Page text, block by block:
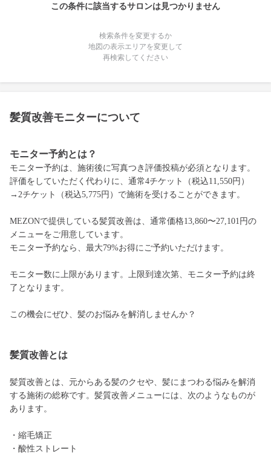
この条件に該当するサロンは見つかりません
検索条件を変更するか
地図の表示エリアを変更して
再検索してください
髪質改善モニターについて
モニター予約とは？
モニター予約は、施術後に写真つき評価投稿が必須となります。
評価をしていただく代わりに、通常4チケット（税込11,550円）
→2チケット（税込5,775円）で施術を受けることができます。
MEZONで提供している髪質改善は、通常価格13,860〜27,101円の
メニューをご用意しています。
モニター予約なら、最大79%お得にご予約いただけます。
モニター数に上限があります。上限到達次第、モニター予約は終
了となります。
この機会にぜひ、髪のお悩みを解消しませんか？
髪質改善とは
髪質改善とは、元からある髪のクセや、髪にまつわる悩みを解消
する施術の総称です。髪質改善メニューには、次のようなものが
あります。
・縮毛矯正
・酸性ストレート